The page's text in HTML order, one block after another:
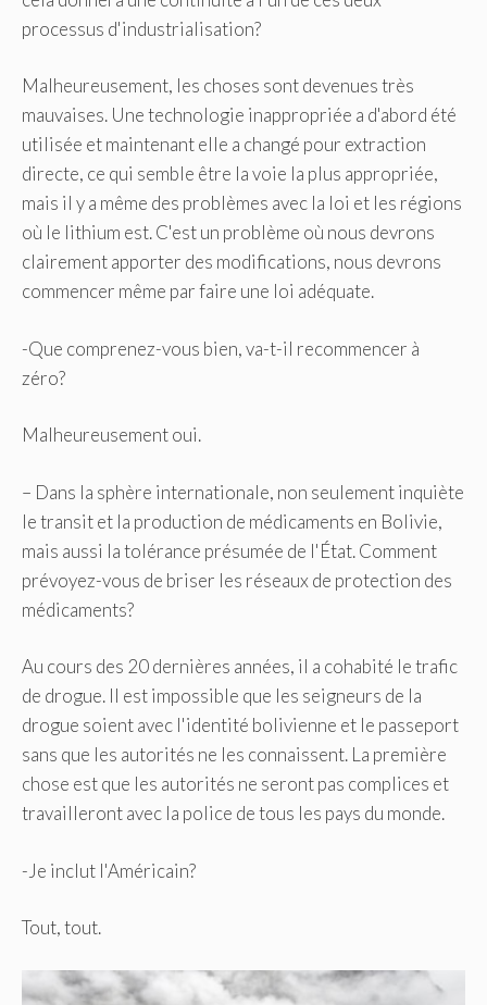
processus d'industrialisation?
Malheureusement, les choses sont devenues très
mauvaises. Une technologie inappropriée a d'abord été
utilisée et maintenant elle a changé pour extraction
directe, ce qui semble être la voie la plus appropriée,
mais il y a même des problèmes avec la loi et les régions
où le lithium est. C'est un problème où nous devrons
clairement apporter des modifications, nous devrons
commencer même par faire une loi adéquate.
-Que comprenez-vous bien, va-t-il recommencer à
zéro?
Malheureusement oui.
– Dans la sphère internationale, non seulement inquiète
le transit et la production de médicaments en Bolivie,
mais aussi la tolérance présumée de l'État. Comment
prévoyez-vous de briser les réseaux de protection des
médicaments?
Au cours des 20 dernières années, il a cohabité le trafic
de drogue. Il est impossible que les seigneurs de la
drogue soient avec l'identité bolivienne et le passeport
sans que les autorités ne les connaissent. La première
chose est que les autorités ne seront pas complices et
travailleront avec la police de tous les pays du monde.
-Je inclut l'Américain?
Tout, tout.